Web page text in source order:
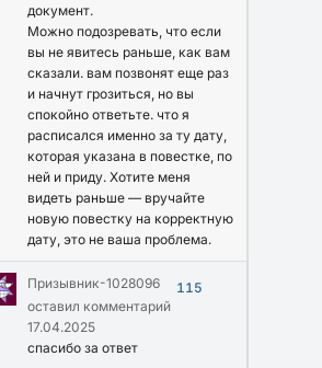
документ.
Можно подозревать, что если
вы не явитесь раньше, как вам
сказали. вам позвонят еще раз
и начнут грозиться, но вы
спокойно ответьте. что я
расписался именно за ту дату,
которая указана в повестке, по
ней и приду. Хотите меня
видеть раньше — вручайте
новую повестку на корректную
дату, это не ваша проблема.
Призывник-1028096
115
оставил комментарий
17.04.2025
спасибо за ответ